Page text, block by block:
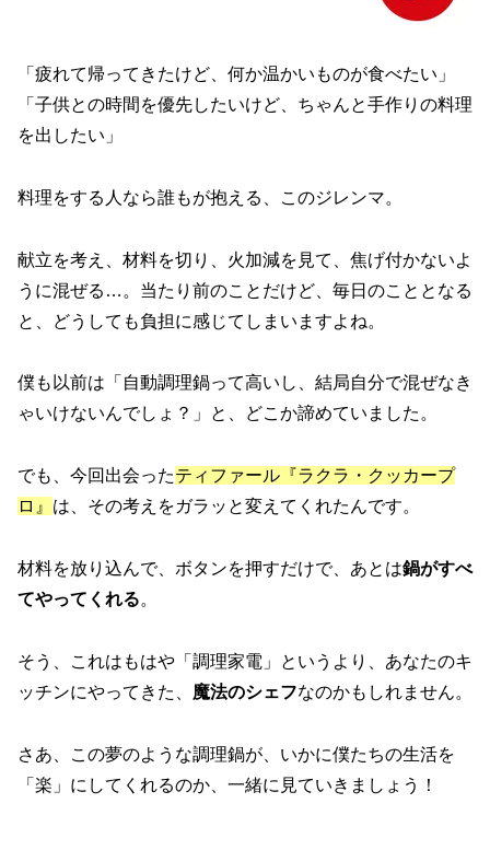
「疲れて帰ってきたけど、何か温かいものが食べたい」
「子供との時間を優先したいけど、ちゃんと手作りの料理
を出したい」
料理をする人なら誰もが抱える、このジレンマ。
献立を考え、材料を切り、火加減を見て、焦げ付かないよ
うに混ぜる…。当たり前のことだけど、毎日のこととなる
と、どうしても負担に感じてしまいますよね。
僕も以前は「自動調理鍋って高いし、結局自分で混ぜなき
ゃいけないんでしょ？」と、どこか諦めていました。
でも、今回出会ったティファール『ラクラ・クッカープ
ロ』 は、その考えをガラッと変えてくれたんです。
材料を放り込んで、ボタンを押すだけで、あとは鍋がすべ
てやってくれる。
そう、これはもはや「調理家電」というより、あなたのキ
ッチンにやってきた、 魔法のシェフなのかもしれません。
さあ、この夢のような調理鍋が、いかに僕たちの生活を
「楽」にしてくれるのか、一緒に見ていきましょう！